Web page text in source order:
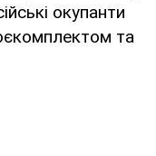
окупанти
та